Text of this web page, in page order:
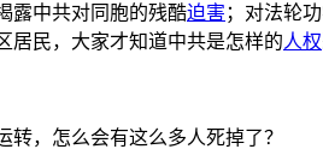
露中共对同胞的残酷迫害 ；对法轮
居民，大家才知道中共是怎样的人权
，怎么会有这么多人死掉了？